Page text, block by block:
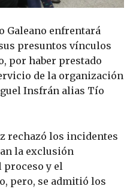
Galeano enfrentará
presuntos vínculos
por haber prestado
de la organización
Insfrán alias Tío
rechazó los incidentes
la exclusión
y el
pero, se admitió los